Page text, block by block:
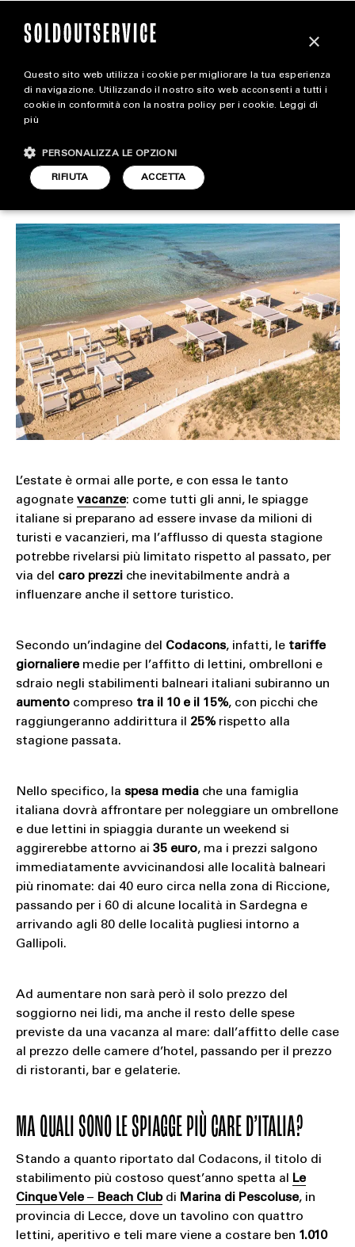
extra
ALL EXTRA
ART & DESIGN
CINEMA
FOOD & BEVERAGE
HOUSE
LIFESTYLE
MOTORS
SOUND
SPORT
TECH
Quanto costa la spiaggia
più cara d’Italia?
TRAVEL
15 GIUGNO 2023
L’estate è ormai alle porte, e con essa le tanto
agognate vacanze: come tutti gli anni, le spiagge
italiane si preparano ad essere invase da milioni di
turisti e vacanzieri, ma l’afflusso di questa stagione
potrebbe rivelarsi più limitato rispetto al passato, per
via del caro prezziche inevitabilmente andrà a
influenzare anche il settore turistico.
Secondo un’indagine del Codacons, infatti, le tariffe
giornalieremedie per l’affitto di lettini, ombrelloni e
sdraio negli stabilimenti balneari italiani subiranno un
aumentocompreso tra il 10 e il 15%, con picchi che
raggiungeranno addirittura il 25%rispetto alla
stagione passata.
Nello specifico, la spesa mediache una famiglia
italiana dovrà affrontare per noleggiare un ombrellone
e due lettini in spiaggia durante un weekend si
aggirerebbe attorno ai 35 euro, ma i prezzi salgono
immediatamente avvicinandosi alle località balneari
più rinomate: dai 40 euro circa nella zona di Riccione,
passando per i 60 di alcune località in Sardegna e
arrivando agli 80 delle località pugliesi intorno a
Gallipoli.
Ad aumentare non sarà però il solo prezzo del
soggiorno nei lidi, ma anche il resto delle spese
previste da una vacanza al mare: dall’affitto delle case
al prezzo delle camere d’hotel, passando per il prezzo
di ristoranti, bar e gelaterie.
MA QUALI SONO LE SPIAGGE PIÙ CARE D’ITALIA?
Stando a quanto riportato dal Codacons, il titolo di
stabilimento più costoso quest’anno spetta al
Le
Cinque Vele– Beach Clubdi Marina di Pescoluse, in
provincia di Lecce, dove un tavolino con quattro
lettini, aperitivo e teli mare viene a costare ben 1.010
×
Questo sito web utilizza i cookie per migliorare la tua esperienza
di navigazione. Utilizzando il nostro sito web acconsenti a tutti i
cookie in conformità con la nostra policy per i cookie. Leggi di
più
ACCETTA
RIFIUTA
PERSONALIZZA LE OPZIONI